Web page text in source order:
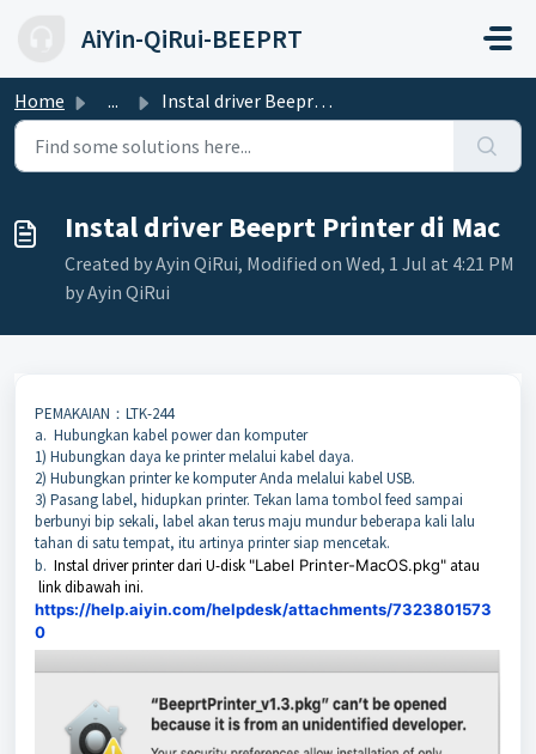
AiYin-QiRui-BEEPRT
Home ... Instal driver Beeprt Printer di Mac
Instal driver Beeprt Printer di Mac
Created by Ayin QiRui, Modified on Wed, 1 Jul at 4:21 PM
by Ayin QiRui
PEMAKAIAN：LTK-244
a. Hubungkan kabel power dan komputer
1) Hubungkan daya ke printer melalui kabel daya.
2) Hubungkan printer ke komputer Anda melalui kabel USB.
3) Pasang label, hidupkan printer. Tekan lama tombol feed sampai
berbunyi bip sekali, label akan terus maju mundur beberapa kali lalu
tahan di satu tempat, itu artinya printer siap mencetak.
b. Instal driver printer dari U-disk "Label Printer-MacOS.pkg" atau
link dibawah ini.
https://help.aiyin.com/helpdesk/attachments/7323801573
0